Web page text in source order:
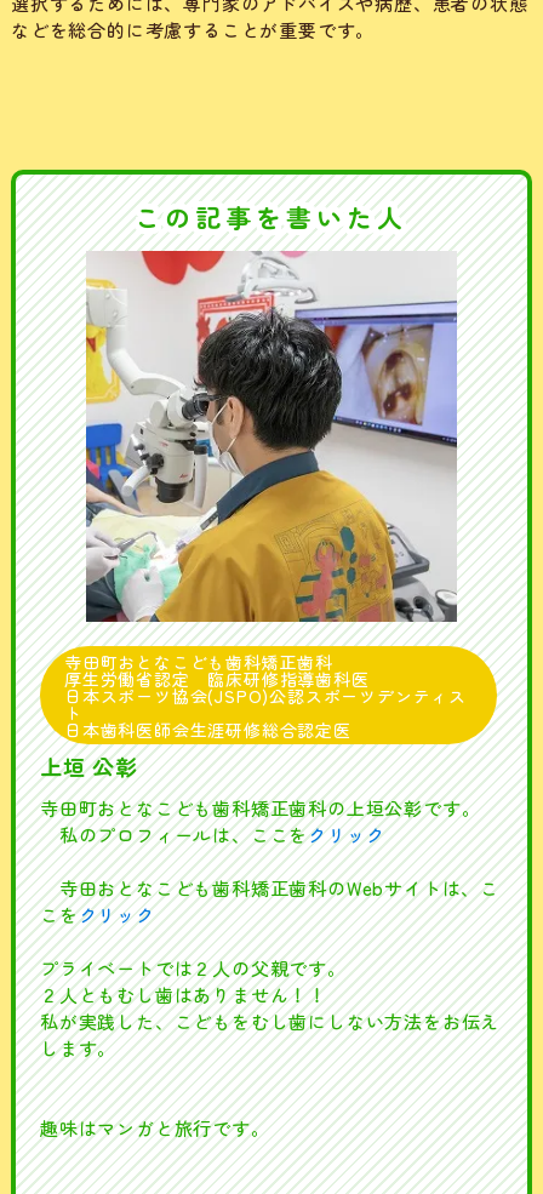
などを総合的に考慮することが重要です。
この記事を書いた人
寺田町おとなこども歯科矯正歯科
厚生労働省認定 臨床研修指導歯科医
日本スポーツ協会(JSPO)公認スポーツデンティス
ト
日本歯科医師会生涯研修総合認定医
上垣 公彰
寺田町おとなこども歯科矯正歯科の上垣公彰です。
私のプロフィールは、ここをクリック
寺田おとなこども歯科矯正歯科のWebサイトは、こ
こをクリック
プライベートでは２人の父親です。
２人ともむし歯はありません！！
私が実践した、こどもをむし歯にしない方法をお伝え
します。
趣味はマンガと旅行です。